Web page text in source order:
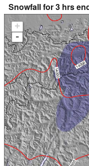
Snowfall for 3 hrs
+
-